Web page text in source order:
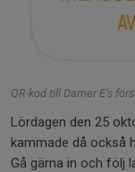
QR-kod till Damer E’s
Lördagen den 25
kammade då också
Gå gärna in och följ